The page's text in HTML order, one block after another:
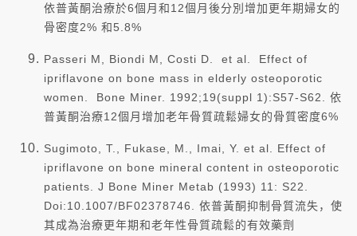
依普黃酮治療於6個月和12個月後分別增加更年期婦女的
骨密度2% 和5.8%
Passeri M, Biondi M, Costi D. et al. Effect of
ipriflavone on bone mass in elderly osteoporotic
women. Bone Miner. 1992;19(suppl 1):S57-S62. 依
普黃酮治療12個月增加老年骨質疏鬆婦女的骨質密度6%
Sugimoto, T., Fukase, M., Imai, Y. et al. Effect of
ipriflavone on bone mineral content in osteoporotic
patients. J Bone Miner Metab (1993) 11: S22.
Doi:10.1007/BF02378746. 依普黃酮抑制骨質流失，使
其成為治療更年期和老年性骨質疏鬆的有效藥劑